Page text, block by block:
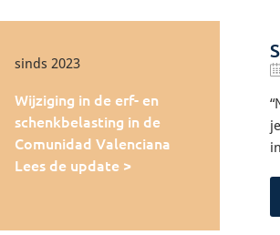
sinds 2023
Wijziging in de erf- en
schenkbelasting in de
Comunidad Valenciana
Lees de update >